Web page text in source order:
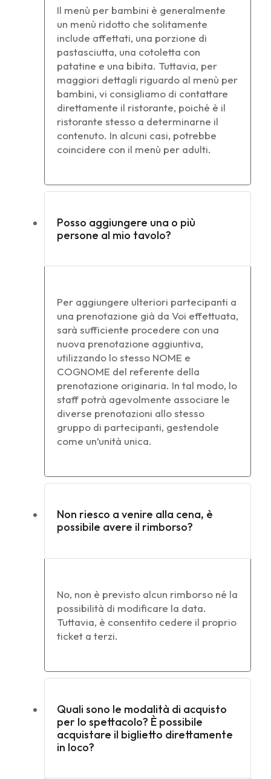
Il menù per bambini è generalmente
un menù ridotto che solitamente
include affettati, una porzione di
pastasciutta, una cotoletta con
patatine e una bibita. Tuttavia, per
maggiori dettagli riguardo al menù per
bambini, vi consigliamo di contattare
direttamente il ristorante, poiché è il
ristorante stesso a determinarne il
contenuto. In alcuni casi, potrebbe
coincidere con il menù per adulti.
Posso aggiungere una o più
persone al mio tavolo?
Per aggiungere ulteriori partecipanti a
una prenotazione già da Voi effettuata,
sarà sufficiente procedere con una
nuova prenotazione aggiuntiva,
utilizzando lo stesso NOME e
COGNOME del referente della
prenotazione originaria. In tal modo, lo
staff potrà agevolmente associare le
diverse prenotazioni allo stesso
gruppo di partecipanti, gestendole
come un’unità unica.
Non riesco a venire alla cena, è
possibile avere il rimborso?
No, non è previsto alcun rimborso né la
possibilità di modificare la data.
Tuttavia, è consentito cedere il proprio
ticket a terzi.
Quali sono le modalità di acquisto
per lo spettacolo? È possibile
acquistare il biglietto direttamente
in loco?